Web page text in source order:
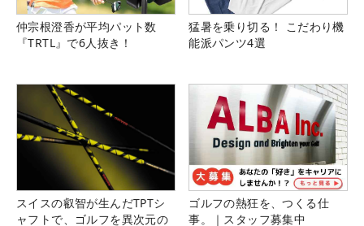
仲宗根澄香が平均パット数
『TRTL』で6人抜き！
猛暑を乗り切る！ こだわり機
能派パンツ4選
スイスの叡智が生んだTPTシ
ャフトで、ゴルフを異次元の
ゴルフの熱狂を、つくる仕
事。｜スタッフ募集中